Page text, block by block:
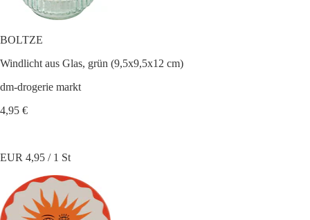
BOLTZE
Windlicht aus Glas, grün (9,5x9,5x12 cm)
dm-drogerie markt
4,95 €
EUR 4,95 / 1 St